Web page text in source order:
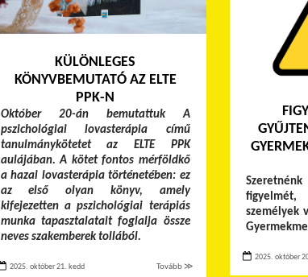
KÜLÖNLEGES
KÖNYVBEMUTATÓ AZ ELTE
PPK-N
Október 20-án bemutattuk A
pszichológiai lovasterápia című
tanulmánykötetet az ELTE PPK
aulájában. A kötet fontos mérföldkő
a hazai lovasterápia történetében: ez
az első olyan könyv, amely
kifejezetten a pszichológiai terápiás
munka tapasztalatait foglalja össze
neves szakemberek tollából.
2025. október 21. kedd Tovább ≫
személyek
2025. október